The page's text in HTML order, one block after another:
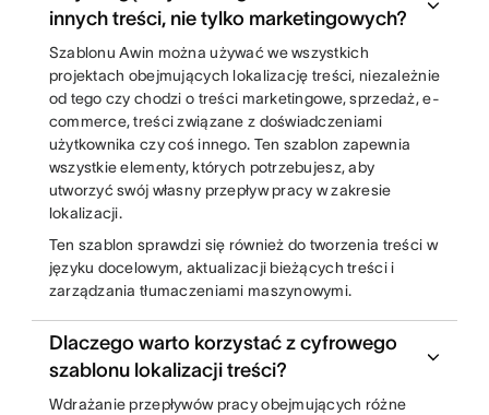
innych treści, nie tylko marketingowych?
Szablonu Awin można używać we wszystkich
projektach obejmujących lokalizację treści, niezależnie
od tego czy chodzi o treści marketingowe, sprzedaż, e-
commerce, treści związane z doświadczeniami
użytkownika czy coś innego. Ten szablon zapewnia
wszystkie elementy, których potrzebujesz, aby
utworzyć swój własny przepływ pracy w zakresie
lokalizacji.
Ten szablon sprawdzi się również do tworzenia treści w
języku docelowym, aktualizacji bieżących treści i
zarządzania tłumaczeniami maszynowymi.
Dlaczego warto korzystać z cyfrowego
szablonu lokalizacji treści?
Wdrażanie przepływów pracy obejmujących różne